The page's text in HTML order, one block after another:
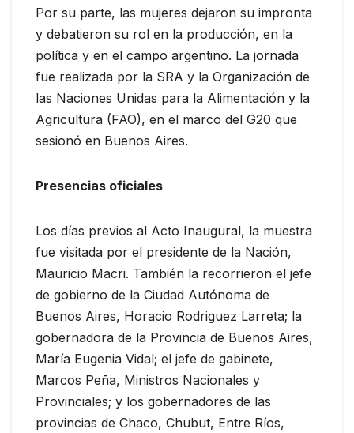
Por su parte, las mujeres dejaron su impronta
y debatieron su rol en la producción, en la
política y en el campo argentino. La jornada
fue realizada por la SRA y la Organización de
las Naciones Unidas para la Alimentación y la
Agricultura (FAO), en el marco del G20 que
sesionó en Buenos Aires.
Presencias oficiales
Los días previos al Acto Inaugural, la muestra
fue visitada por el presidente de la Nación,
Mauricio Macri. También la recorrieron el jefe
de gobierno de la Ciudad Autónoma de
Buenos Aires, Horacio Rodriguez Larreta; la
gobernadora de la Provincia de Buenos Aires,
María Eugenia Vidal; el jefe de gabinete,
Marcos Peña, Ministros Nacionales y
Provinciales; y los gobernadores de las
provincias de Chaco, Chubut, Entre Ríos,